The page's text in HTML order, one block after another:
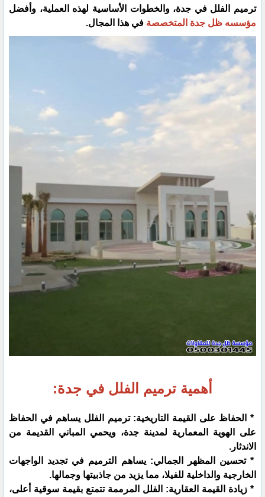
ترميم الفلل في جدة، والخطوات الأساسية لهذه العملية، وأفضل
مؤسسه ظل جدة المتخصصة في هذا المجال.
أهمية ترميم الفلل في جدة:
* الحفاظ على القيمة التاريخية: ترميم الفلل يساهم في الحفاظ
على الهوية المعمارية لمدينة جدة، ويحمي المباني القديمة من
الاندثار.
* تحسين المظهر الجمالي: يساهم الترميم في تجديد الواجهات
الخارجية والداخلية للفيلا، مما يزيد من جاذبيتها وجمالها.
* زيادة القيمة العقارية: الفلل المرممة تتمتع بقيمة سوقية أعلى،